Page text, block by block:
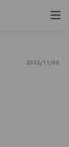
2022/11/06